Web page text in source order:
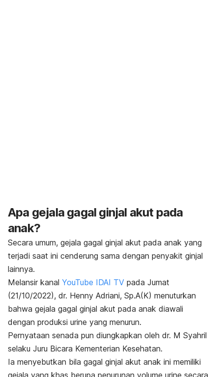
Apa gejala gagal ginjal akut pada
anak?
Secara umum, gejala gagal ginjal akut pada anak yang
terjadi saat ini cenderung sama dengan penyakit ginjal
lainnya.
Melansir kanal YouTube IDAI TV pada Jumat
(21/10/2022), dr. Henny Adriani, Sp.A(K) menuturkan
bahwa gejala gagal ginjal akut pada anak diawali
dengan produksi urine yang menurun.
Pernyataan senada pun diungkapkan oleh dr. M Syahril
selaku Juru Bicara Kementerian Kesehatan.
Ia menyebutkan bila gagal ginjal akut anak ini memiliki